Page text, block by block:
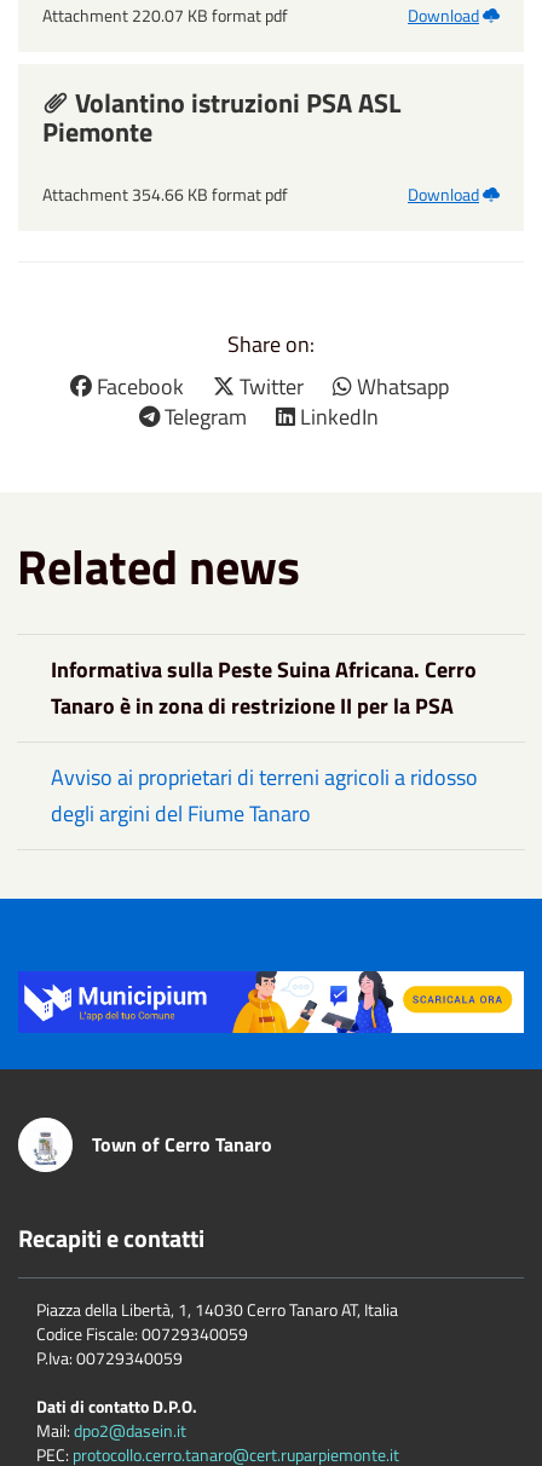
Attachment 220.07 KB format pdf Download
Volantino istruzioni PSA ASL
Piemonte
Attachment 354.66 KB format pdf Download
Share on:
Facebook
Twitter
Whatsapp
Telegram
LinkedIn
Related news
Informativa sulla Peste Suina Africana. Cerro
Tanaro è in zona di restrizione II per la PSA
Avviso ai proprietari di terreni agricoli a ridosso
degli argini del Fiume Tanaro
Title
Town of Cerro Tanaro
Recapiti e contatti
Piazza della Libertà, 1, 14030 Cerro Tanaro AT, Italia
Codice Fiscale: 00729340059
P.Iva: 00729340059
Dati di contatto D.P.O.
Mail:dpo2@dasein.it
PEC: protocollo.cerro.tanaro@cert.ruparpiemonte.it